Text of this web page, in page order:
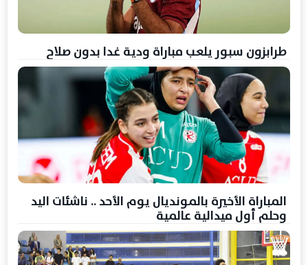
طرابزون سبور يلعب مباراة ودية غدا بدون صلاح
المباراة الأخيرة بالمونديال يوم الأحد .. ناشئات اليد
وحلم أول ميدالية عالمية